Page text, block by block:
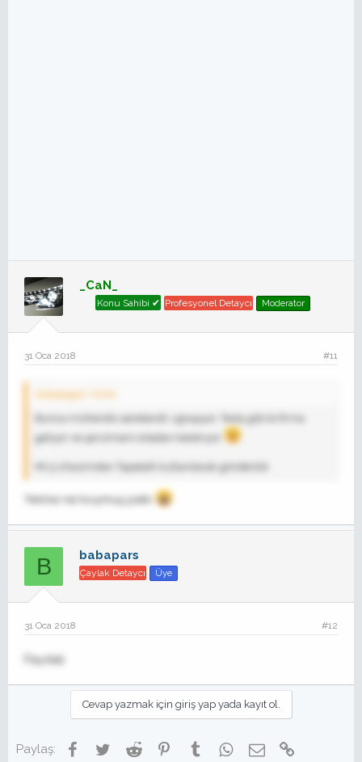
_CaN_
Konu Sahibi ✔ Profesyonel Detaycı Moderator
31 Oca 2018 #11
Galapagos' Alıntı:
Bunca mühendis senelerdir uğraşıyor. Tesla gibi bi firma
geliyor ve şanzimani ortadan kaldırıyor
MI 5 cihazımdan Tapatalk kullanılarak gönderildi
Yerine ne koymuş peki
B babapars
Çaylak Detaycı Üye
31 Oca 2018 #12
Faydalı
Cevap yazmak için giriş yap yada kayıt ol.
Paylaş: Facebook
TwitterReddit PinterestTumblrWhatsApp
E-posta